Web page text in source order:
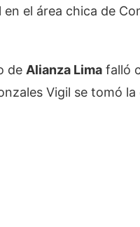
el área chica de
de Alianza Lima falló
Vigil se tomó la